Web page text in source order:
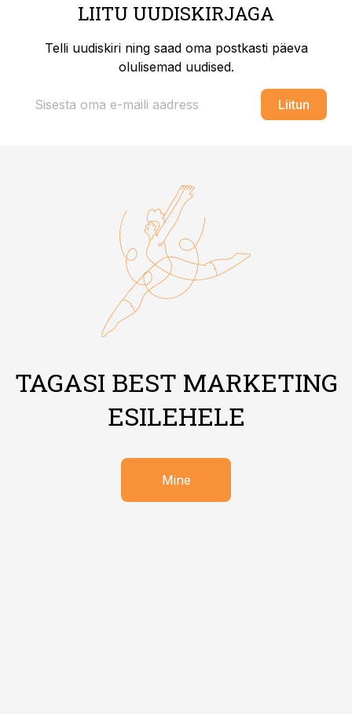
LIITU UUDISKIRJAGA
Telli uudiskiri ning saad oma postkasti päeva
olulisemad uudised.
Liitun
TAGASI BEST MARKETING
ESILEHELE
Mine